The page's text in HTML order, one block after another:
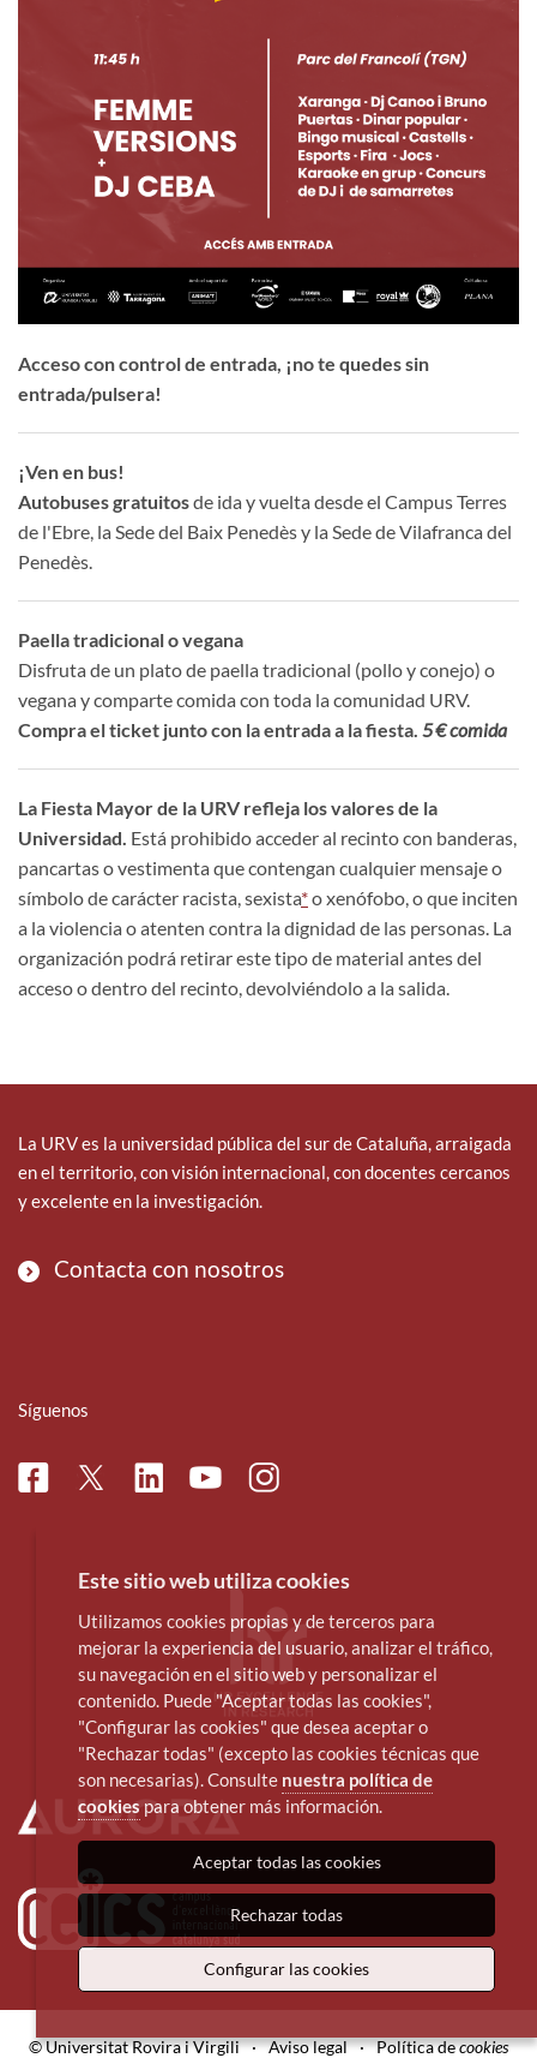
Acceso con control de entrada, ¡no te quedes sin
entrada/pulsera!
¡Ven en bus!
Autobuses gratuitosde ida y vuelta desde el Campus Terres
de l'Ebre, la Sede del Baix Penedès y la Sede de Vilafranca del
Penedès.
Paella tradicional o vegana
Disfruta de un plato de paella tradicional (pollo y conejo) o
vegana y comparte comida con toda la comunidad URV.
Compra el ticket junto con la entrada a la fiesta. 5 € comida
La Fiesta Mayor de la URV refleja los valores de la
Universidad. Está prohibido acceder al recinto con banderas,
pancartas o vestimenta que contengan cualquier mensaje o
símbolo de carácter racista, sexista*o xenófobo, o que inciten
a la violencia o atenten contra la dignidad de las personas. La
organización podrá retirar este tipo de material antes del
acceso o dentro del recinto, devolviéndolo a la salida.
La URV es la universidad pública del sur de Cataluña, arraigada
en el territorio, con visión internacional, con docentes cercanos
y excelente en la investigación.
Contacta con nosotros
Síguenos
FacebookTwitterLinkedinYoutubeInstagram
© Universitat Rovira i Virgili · Aviso legal · Política decookies
Este sitio web utiliza cookies
Utilizamos cookies propias y de terceros para
mejorar la experiencia del usuario, analizar el tráfico,
su navegación en el sitio web y personalizar el
contenido. Puede "Aceptar todas las cookies",
"Configurar las cookies" que desea aceptar o
"Rechazar todas" (excepto las cookies técnicas que
son necesarias). Consulte nuestra política de
cookies para obtener más información.
Aceptar todas las cookies
Rechazar todas
Configurar las cookies